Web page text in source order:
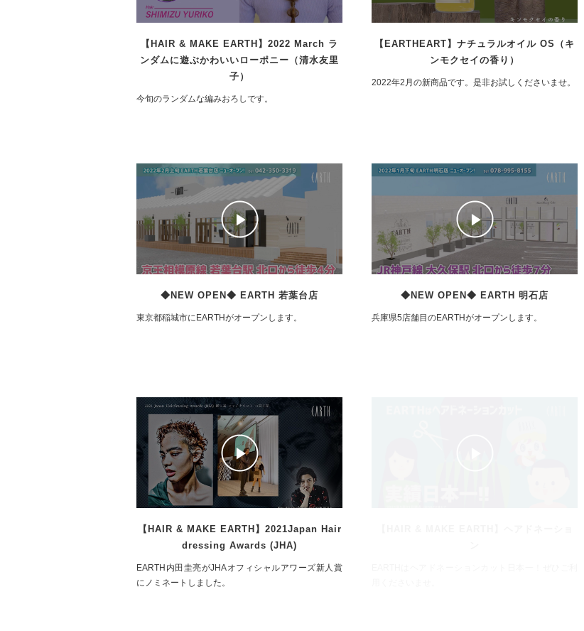
【HAIR & MAKE EARTH】2022 March ラ
ンダムに遊ぶかわいいローポニー（清水友里
子）
今旬のランダムな編みおろしです。
【EARTHEART】ナチュラルオイル OS（キ
ンモクセイの香り）
2022年2月の新商品です。是非お試しくださいませ。
◆NEW OPEN◆ EARTH 若葉台店
東京都稲城市にEARTHがオープンします。
◆NEW OPEN◆ EARTH 明石店
兵庫県5店舗目のEARTHがオープンします。
【HAIR & MAKE EARTH】2021Japan Hair
dressing Awards (JHA)
EARTH内田圭亮がJHAオフィシャルアワーズ新人賞
にノミネートしました。